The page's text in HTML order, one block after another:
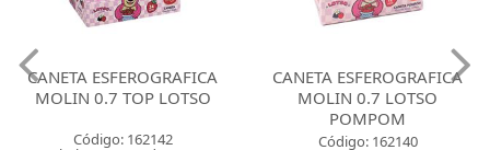
CANETA ESFEROGRAFICA
MOLIN 0.7 TOP LOTSO
Código: 162142
CANETA ESFEROGRAFICA
MOLIN 0.7 LOTSO
POMPOM
Código: 162140